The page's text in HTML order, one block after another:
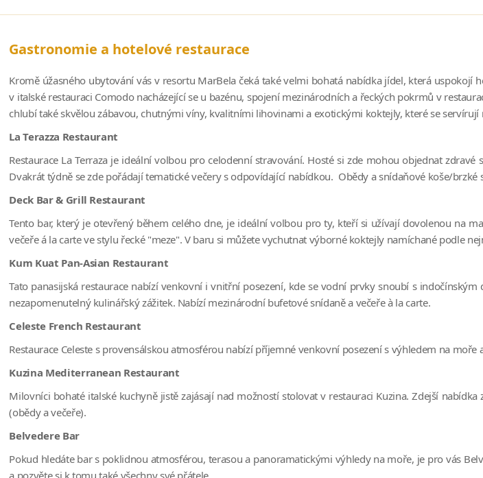
Gastronomie a hotelové restaurace
Kromě úžasného ubytování vás v resortu MarBela čeká také velmi bohatá nabídka jídel, která
v italské restauraci Comodo nacházející se u bazénu, spojení mezinárodních a řeckých pokrmů v
chlubí také skvělou zábavou, chutnými víny, kvalitními lihovinami a exotickými koktejly, které se
La Terazza Restaurant
Restaurace La Terraza je ideální volbou pro celodenní stravování. Hosté si zde mohou objednat
Dvakrát týdně se zde pořádají tematické večery s odpovídající nabídkou. Obědy a snídaňové koše/
Deck Bar & Grill Restaurant
Tento bar, který je otevřený během celého dne, je ideální volbou pro ty, kteří si užívají dovolenou na
večeře á la carte ve stylu řecké "meze". V baru si můžete vychutnat výborné koktejly namíchané podle
Kum Kuat Pan-Asian Restaurant
Tato panasijská restaurace nabízí venkovní i vnitřní posezení, kde se vodní prvky snoubí s
nezapomenutelný kulinářský zážitek. Nabízí mezinárodní bufetové snídaně a večeře à la carte.
Celeste French Restaurant
Restaurace Celeste s provensálskou atmosférou nabízí příjemné venkovní posezení s výhledem na
Kuzina Mediterranean Restaurant
Milovníci bohaté italské kuchyně jistě zajásají nad možností stolovat v restauraci Kuzina. Zdejší
(obědy a večeře).
Belvedere Bar
Pokud hledáte bar s poklidnou atmosférou, terasou a panoramatickými výhledy na moře, je pro vás